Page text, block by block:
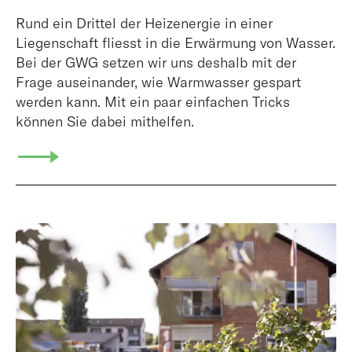
Rund ein Drittel der Heizenergie in einer
Liegenschaft fliesst in die Erwärmung von Wasser.
Bei der GWG setzen wir uns deshalb mit der
Frage auseinander, wie Warmwasser gespart
werden kann. Mit ein paar einfachen Tricks
können Sie dabei mithelfen.